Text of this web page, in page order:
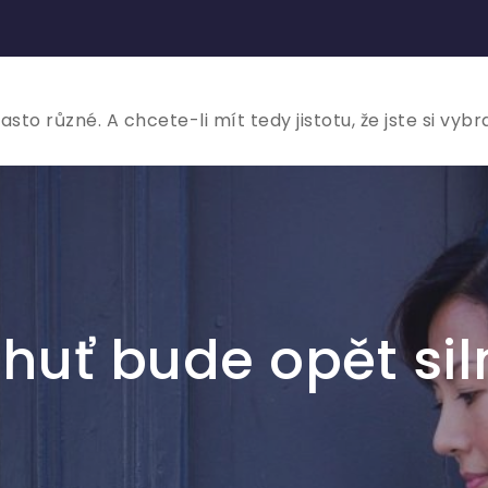
různé. A chcete-li mít tedy jistotu, že jste si
bude opět